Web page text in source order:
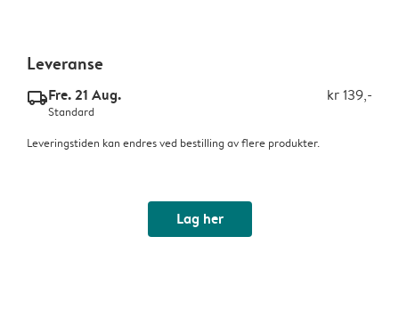
Leveranse
delivery_standard_v2Fre. 21 Aug. kr 139,-
Standard
Leveringstiden kan endres ved bestilling av flere produkter.
Lag her